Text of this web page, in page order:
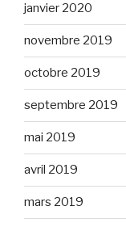
janvier 2020
novembre 2019
octobre 2019
septembre 2019
mai 2019
avril 2019
mars 2019